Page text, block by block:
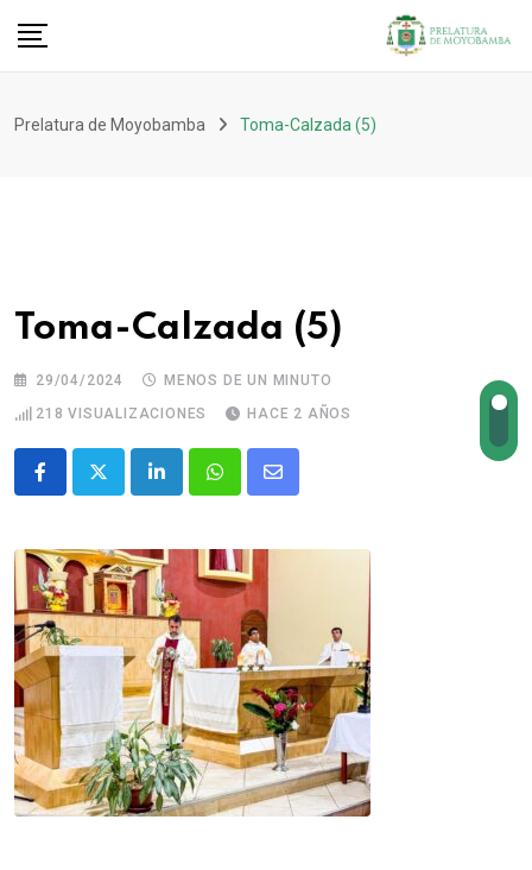
Prelatura de Moyobamba Toma-Calzada (5)
Toma-Calzada (5)
29/04/2024
MENOS DE UN MINUTO
218 VISUALIZACIONES HACE 2 AÑOS